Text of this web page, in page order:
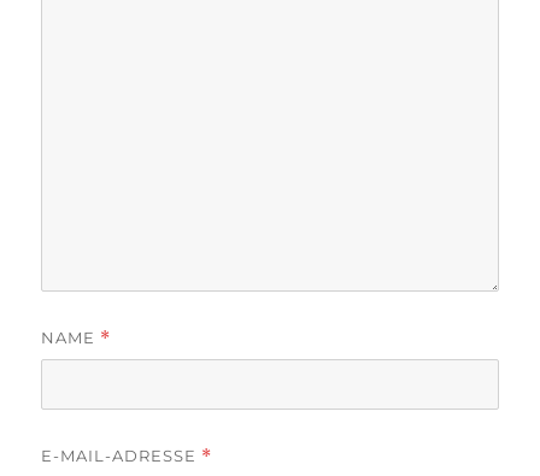
NAME *
E-MAIL-ADRESSE *